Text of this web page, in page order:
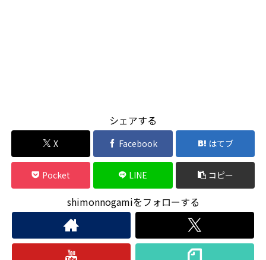
シェアする
X Facebook はてブ
Pocket LINE コピー
shimonnogamiをフォローする